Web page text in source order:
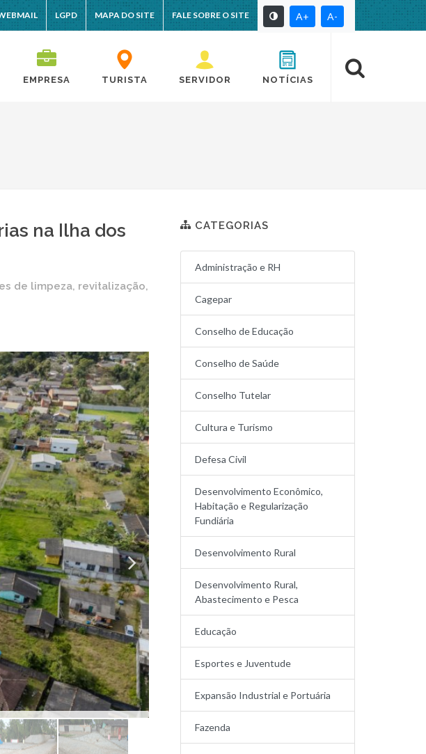
LGPD MAPA DO SITE FALE SOBRE O SITE A+ A-
EMPRESA TURISTA SERVIDOR NOTÍCIAS
na Ilha dos
de limpeza, revitalização,
CATEGORIAS
Administração e RH
Cagepar
Conselho de Educação
Conselho de Saúde
Conselho Tutelar
Cultura e Turismo
Defesa Civil
Desenvolvimento Econômico,
Habitação e Regularização
Fundiária
Desenvolvimento Rural
Desenvolvimento Rural,
Abastecimento e Pesca
Educação
Esportes e Juventude
Expansão Industrial e Portuária
Fazenda